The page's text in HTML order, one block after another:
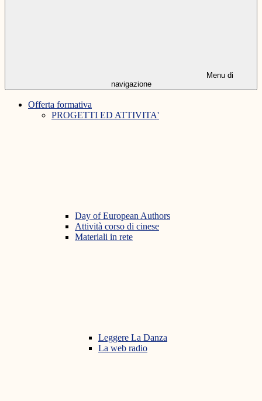
Menu di
navigazione
Offerta formativa
PROGETTI ED ATTIVITA'
Day of European Authors
Attività corso di cinese
Materiali in rete
Leggere La Danza
La web radio